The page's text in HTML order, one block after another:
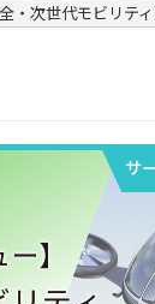
・次世代モビリティ
サ